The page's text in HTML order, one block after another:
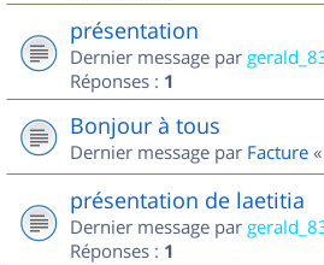
présentation
Dernier message par
Réponses : 1
Bonjour à tous
Dernier message par Facture «
présentation de laetitia
Dernier message par
Réponses : 1